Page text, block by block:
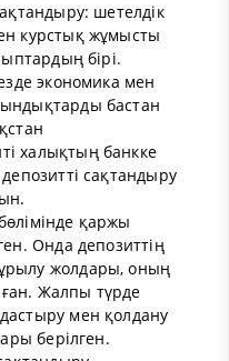
шетелдік
курстық жұмысты
бірі.
экономика мен
бастан
халықтың банкке
сақтандыру
қаржы
Онда депозиттің
жолдары, оның
Жалпы түрде
мен қолдану
берілген.